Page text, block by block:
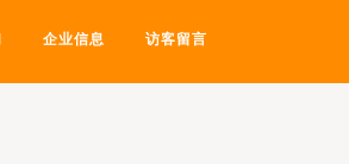
企业信息 访客留言